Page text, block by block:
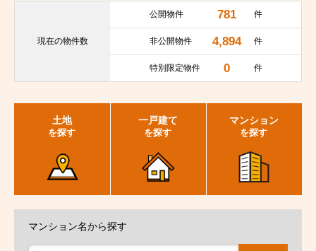
現在の物件数
公開物件 781 件
非公開物件 4,894 件
特別限定物件 0 件
土地
を探す
一戸建て
を探す
マンション
を探す
マンション名から探す